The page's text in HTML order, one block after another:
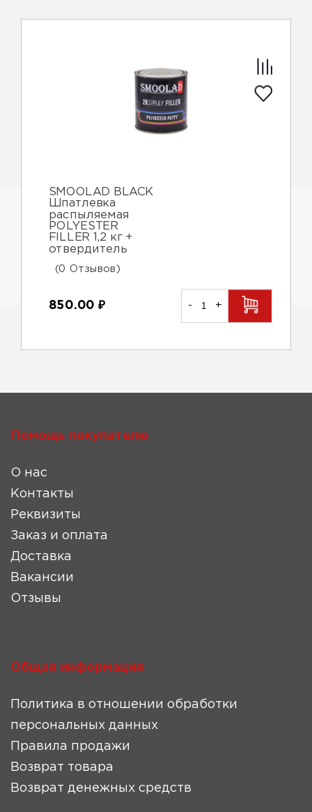
SMOOLAD BLACK
Шпатлевка
распыляемая
POLYESTER
FILLER 1,2 кг +
отвердитель
(0 Отзывов)
850.00 ₽ - +
Помощь покупателю
О нас
Контакты
Реквизиты
Заказ и оплата
Доставка
Вакансии
Отзывы
Общая информация
Политика в отношении обработки
персональных данных
Правила продажи
Возврат товара
Возврат денежных средств